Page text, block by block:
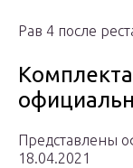
Рав 4 после
Представлены
18.04.2021